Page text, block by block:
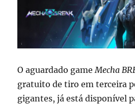
O aguardado game Mecha
gratuito de tiro em terceira
gigantes, já está disponível